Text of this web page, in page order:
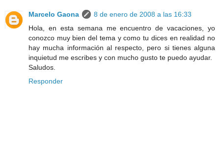
Marcelo Gaona
8 de enero de 2008 a las 16:33
Hola, en esta semana me encuentro de vacaciones, yo
conozco muy bien del tema y como tu dices en realidad no
hay mucha información al respecto, pero si tienes alguna
inquietud me escribes y con mucho gusto te puedo ayudar.
Saludos.
Responder